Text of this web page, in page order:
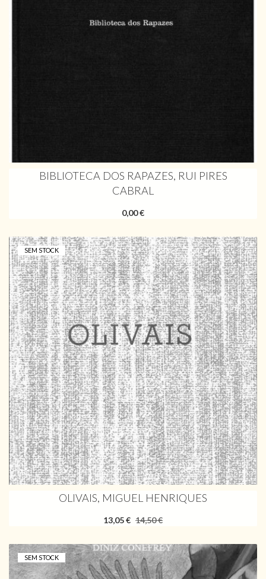
BIBLIOTECA DOS RAPAZES, RUI PIRES
CABRAL
0,00 €
SEM STOCK
OLIVAIS, MIGUEL HENRIQUES
13,05 € 14,50 €
SEM STOCK